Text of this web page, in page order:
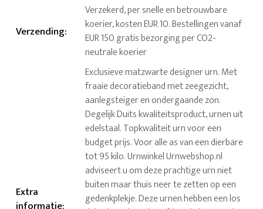
Verzending:
Verzekerd, per snelle en betrouwbare
koerier, kosten EUR 10. Bestellingen vanaf
EUR 150 gratis bezorging per CO2-
neutrale koerier
Extra
Exclusieve matzwarte designer urn. Met
fraaie decoratieband met zeegezicht,
aanlegsteiger en ondergaande zon.
Degelijk Duits kwaliteitsproduct, urnen uit
edelstaal. Topkwaliteit urn voor een
budget prijs. Voor alle as van een dierbare
tot 95 kilo. Urnwinkel Urnwebshop.nl
adviseert u om deze prachtige urn niet
buiten maar thuis neer te zetten op een
gedenkplekje. Deze urnen hebben een los